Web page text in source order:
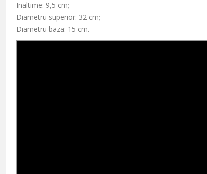
Inaltime: 9,5 cm;
Diametru superior: 32 cm;
Diametru baza: 15 cm.